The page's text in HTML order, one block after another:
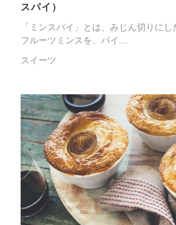
スパイ）
「ミンスパイ」とは、みじん切りに
フルーツミンスを、パイ...
スイーツ